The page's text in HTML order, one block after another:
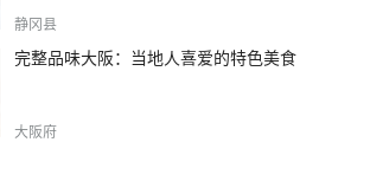
静冈县
完整品味大阪：当地人喜爱的特色美食
大阪府